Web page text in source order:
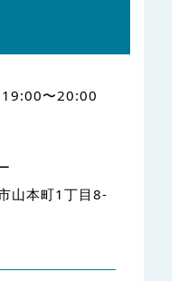
19:00〜20:00
山本町1丁目8-